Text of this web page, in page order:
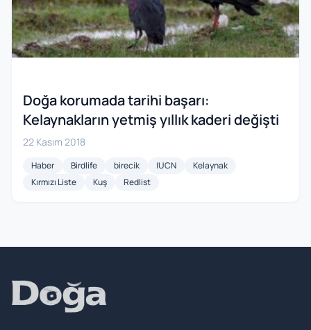
Doğa korumada tarihi başarı:
Kelaynakların yetmiş yıllık kaderi değişti
22 Kasım 2018
Haber Birdlife birecik IUCN
Kelaynak
Kırmızı Liste
Kuş Redlist